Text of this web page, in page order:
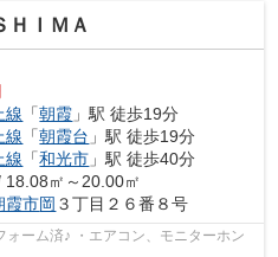
ＨＩＭＡ
線 「朝霞 」駅 徒歩19分
線 「朝霞台 」駅 徒歩19分
線 「和光市 」駅 徒歩40分
18.08㎡～20.00㎡
霞市岡 ３丁目２６番８号
ォーム済♪ ・エアコン、モニターホン